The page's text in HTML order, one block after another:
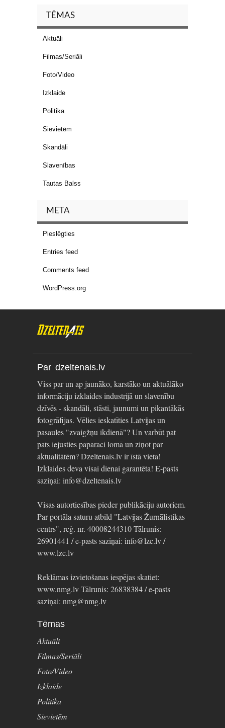
TĒMAS
Aktuāli
Filmas/Seriāli
Foto/Video
Izklaide
Politika
Sievietēm
Skandāli
Slavenības
Tautas Balss
META
Pieslēgties
Entries feed
Comments feed
WordPress.org
Par dzeltenais.lv
Viss par un ap jaunāko, karstāko un aktuālāko
informāciju izklaides industrijā un slavenību
dzīvēs - skandāli, stāsti, jaunumi un pikantākās
fotogrāfijas. Vēlies ieskatīties Latvijas un
pasaules "zvaigžņu ikdienā"? Un varbūt pat
pats iejusties paparaci lomā un ziņot par
aktualitātēm? Dzeltenais.lv ir īstā vieta!
Izklaides deva visai dienai garantēta! E-pasts
saziņai: info@dzeltenais.lv
Visas autortiesības pieder publikāciju autoriem.
Par portāla saturu atbild "Latvijas Žurnālistikas
centrs", reģ. nr. 40008244310 Tālrunis:
26901441 / e-pasts saziņai: info@lzc.lv /
www.lzc.lv
Reklāmas izvietošanas iespējas skatiet:
www.nmg.lv Tālrunis: 26838384 / e-pasts
saziņai: nmg@nmg.lv
Tēmas
Aktuāli
Filmas/Seriāli
Foto/Video
Izklaide
Politika
Sievietēm